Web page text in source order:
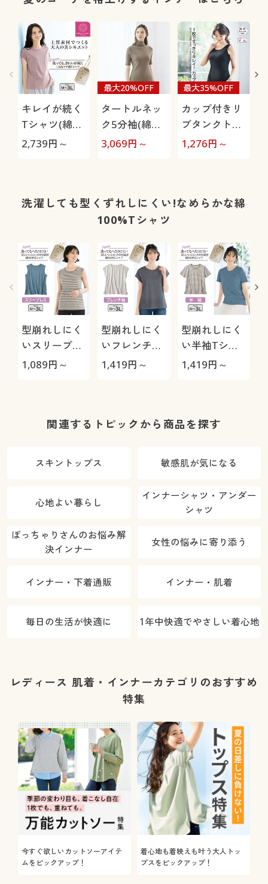
キレイが続く
Tシャツ(綿
100%)
2,739円～
タートルネッ
ク5分袖(綿
100% ソフト
最大20%OFF
3,069円～
カップ付きリ
ブタンクトッ
プ(綿混)
最大35%OFF
1,276円～
洗濯しても型くずれしにくい!なめらかな綿
100%Tシャツ
型崩れしにく
いスリーブレ
ス(綿100%)
1,089円～
型崩れしにく
いフレンチ袖
Tシャツ(綿
1,419円～
型崩れしにく
い半袖Tシャ
ツ(綿100%)
1,419円～
関連するトピックから商品を探す
スキントップス 敏感肌が気になる
心地よい暮らし
インナーシャツ・アンダー
シャツ
ぽっちゃりさんのお悩み解
決インナー
女性の悩みに寄り添う
インナー・下着通販 インナー・肌着
毎日の生活が快適に 1年中快適でやさしい着心地
レディース 肌着・インナーカテゴリのおすすめ
特集
今すぐ欲しいカットソーアイテ
ムをピックアップ！
着心地も着映えも叶う大人トッ
プスをピックアップ！